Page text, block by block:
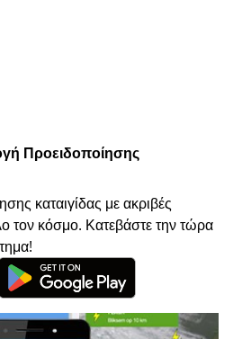
Προειδοποίησης
καταιγίδας με ακριβές
τον κόσμο. Κατεβάστε την τώρα